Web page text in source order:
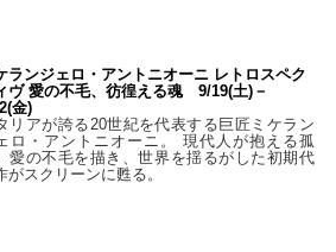
ランジェロ・アントニオーニ レトロスペク
ヴ 愛の不毛、彷徨える魂 9/19(土)－
金)
リアが誇る20世紀を代表する巨匠ミケラン
ロ・アントニオーニ。 現代人が抱える孤
愛の不毛を描き、世界を揺るがした初期代
がスクリーンに甦る。